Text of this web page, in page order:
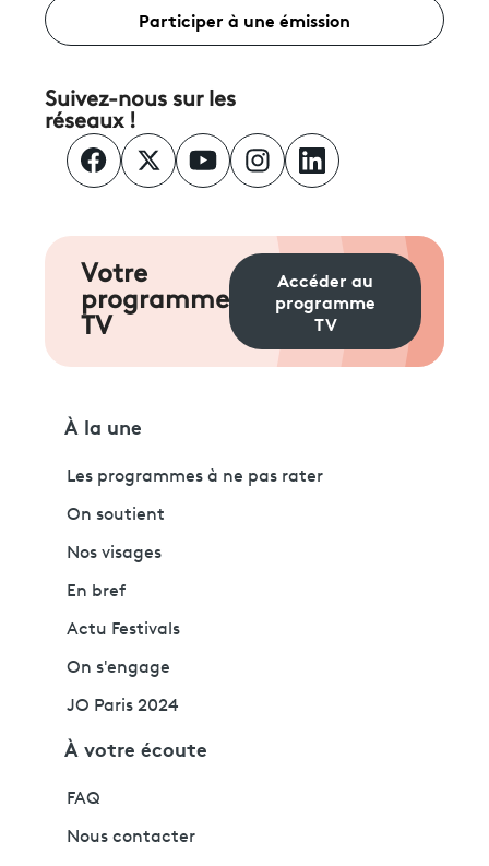
Participer à une émission
Suivez-nous sur les
réseaux !
Votre
programme
TV
Accéder au
programme
TV
À la une
Les programmes à ne pas rater
On soutient
Nos visages
En bref
Actu Festivals
On s'engage
JO Paris 2024
À votre écoute
FAQ
Nous contacter